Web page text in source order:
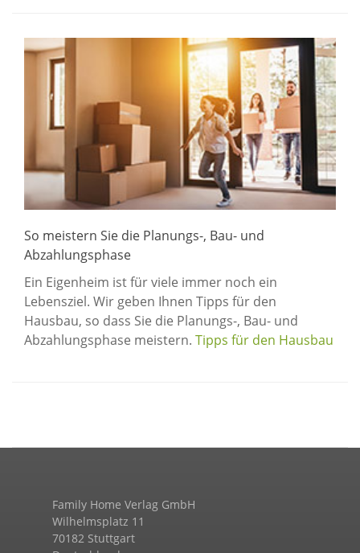
So meistern Sie die Planungs-, Bau- und
Abzahlungsphase
Ein Eigenheim ist für viele immer noch ein
Lebensziel. Wir geben Ihnen Tipps für den
Hausbau, so dass Sie die Planungs-, Bau- und
Abzahlungsphase meistern. Tipps für den Hausbau
Family Home Verlag GmbH
Wilhelmsplatz 11
70182 Stuttgart